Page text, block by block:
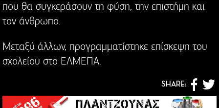
που θα συγκεράσουν τη φύση, την επιστήμη και
τον άνθρωπο.
Μεταξύ άλλων, προγραμματίστηκε επίσκεψη του
σχολείου στο ΕΛΜΕΠΑ.
SHARE: